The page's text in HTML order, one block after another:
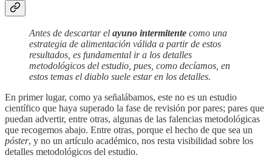
Antes de descartar el ayuno intermitente como una
estrategia de alimentación válida a partir de estos
resultados, es fundamental ir a los detalles
metodológicos del estudio, pues, como decíamos, en
estos temas el diablo suele estar en los detalles.
En primer lugar, como ya señalábamos, este no es un estudio
científico que haya superado la fase de revisión por pares; pares que
puedan advertir, entre otras, algunas de las falencias metodológicas
que recogemos abajo. Entre otras, porque el hecho de que sea un
póster, y no un artículo académico, nos resta visibilidad sobre los
detalles metodológicos del estudio.